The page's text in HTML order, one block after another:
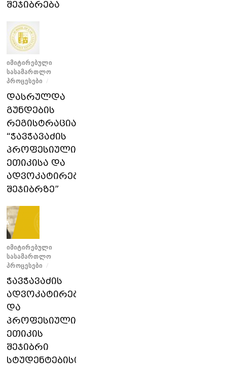
შეჯიბრება
ᲘᲛᲘᲢᲘᲠᲔᲑᲣᲚᲘ
ᲡᲐᲡᲐᲛᲐᲠᲗᲚᲝ
ᲞᲠᲝᲪᲔᲡᲔᲑᲘ /
დასრულდა
გუნდების
რეგისტრაცია
“ჭავჭავაძის
პროფესიული
ეთიკისა და
ადვოკატირების
შეჯიბრზე”
ᲘᲛᲘᲢᲘᲠᲔᲑᲣᲚᲘ
ᲡᲐᲡᲐᲛᲐᲠᲗᲚᲝ
ᲞᲠᲝᲪᲔᲡᲔᲑᲘ /
ჭავჭავაძის
ადვოკატირებისა
და
პროფესიული
ეთიკის
შეჯიბრი
სტუდენტებისთვის